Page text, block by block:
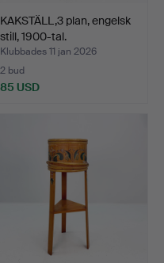
KAKSTÄLL,3 plan, engelsk
still, 1900-tal.
Klubbades 11 jan 2026
2 bud
85 USD